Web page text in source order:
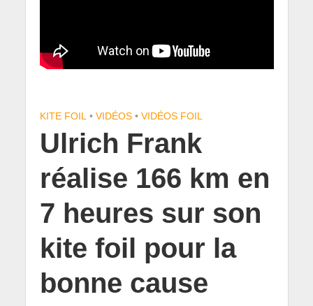
KITE FOIL • VIDÉOS • VIDÉOS FOIL
Ulrich Frank
réalise 166 km en
7 heures sur son
kite foil pour la
bonne cause